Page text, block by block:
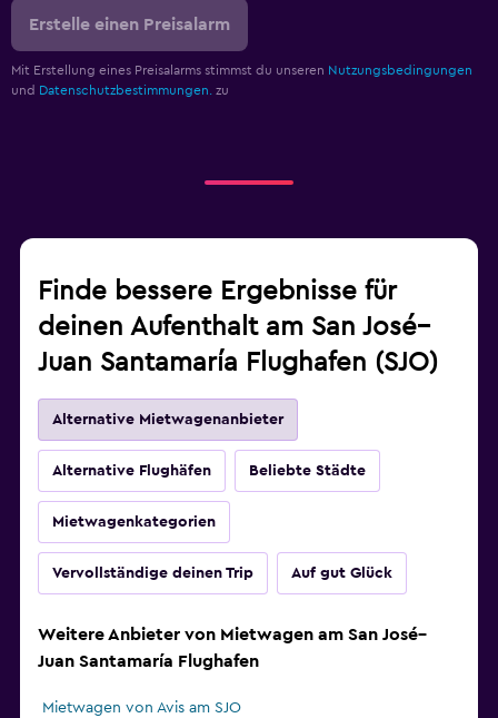
Erstelle einen Preisalarm
Mit Erstellung eines Preisalarms stimmst du unseren Nutzungsbedingungen
und Datenschutzbestimmungen. zu
Finde bessere Ergebnisse für
deinen Aufenthalt am San José–
Juan Santamaría Flughafen (SJO)
Alternative Mietwagenanbieter
Alternative Flughäfen Beliebte Städte
Mietwagenkategorien
Vervollständige deinen Trip Auf gut Glück
Weitere Anbieter von Mietwagen am San José–
Juan Santamaría Flughafen
Mietwagen von Avis am SJO